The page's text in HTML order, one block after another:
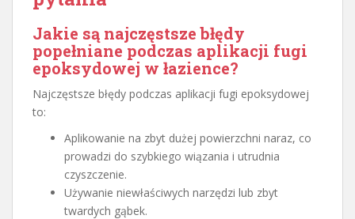
Jakie są najczęstsze błędy
popełniane podczas aplikacji fugi
epoksydowej w łazience?
Najczęstsze błędy podczas aplikacji fugi epoksydowej
to:
Aplikowanie na zbyt dużej powierzchni naraz, co
prowadzi do szybkiego wiązania i utrudnia
czyszczenie.
Używanie niewłaściwych narzędzi lub zbyt
twardych gąbek.